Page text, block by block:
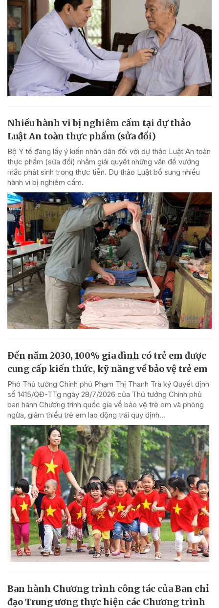
Nhiều hành vi bị nghiêm cấm tại dự thảo
Luật An toàn thực phẩm (sửa đổi)
Bộ Y tế đang lấy ý kiến nhân dân đối với dự thảo Luật An toàn
thực phẩm (sửa đổi) nhằm giải quyết những vấn đề vướng
mắc phát sinh trong thực tiễn. Dự thảo Luật bổ sung nhiều
hành vi bị nghiêm cấm.
Đến năm 2030, 100% gia đình có trẻ em được
cung cấp kiến thức, kỹ năng về bảo vệ trẻ em
Phó Thủ tướng Chính phủ Phạm Thị Thanh Trà ký Quyết định
số 1415/QĐ-TTg ngày 28/7/2026 của Thủ tướng Chính phủ
ban hành Chương trình quốc gia về bảo vệ trẻ em và phòng
ngừa, giảm thiểu trẻ em lao động trái quy định...
Ban hành Chương trình công tác của Ban chỉ
đạo Trung ương thực hiện các Chương trình